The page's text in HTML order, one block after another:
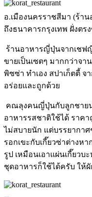
อ.เมืองนครราชสีมา (ร้า
ถึงธนาคารกรุงเทพ ฝั่งตร
ร้านอาหารญี่ปุ่นจากเชฟ
ขายเป็นเซตๆ มากกว่าจา
พิซซ่า ทำเอง สปาเก็ตตี้
อร่อยและถูกด้วย
คณลุงคนญี่ปุ่นกับลูกชาย
อาหารรสชาติใช้ได้ ราคา
ไม่สบายนัก แต่บรรยากา
รอกเขะกับเกี๊ยวซ่าต่างห
รูป เหมือนเอาแผ่นเกี๊ยว
ชุดอาหารก็ใช้ได้ครับ ให้ผั